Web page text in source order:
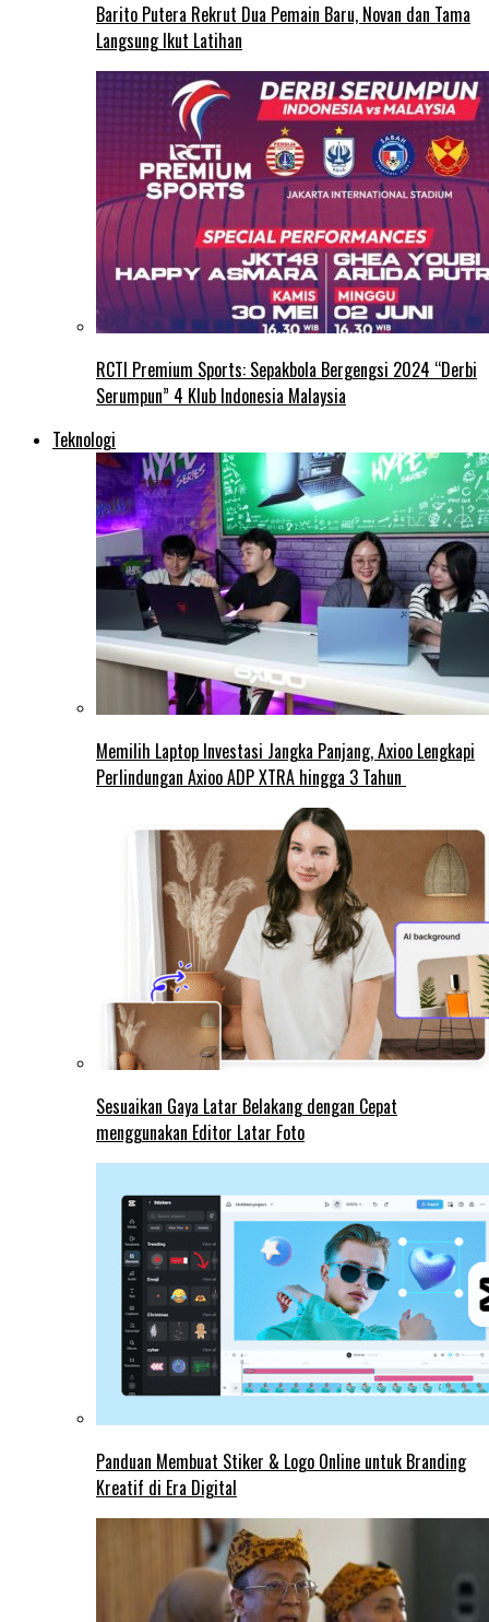
Barito Putera Rekrut Dua Pemain Baru, Novan dan Tama
Langsung Ikut Latihan
RCTI Premium Sports: Sepakbola Bergengsi 2024 “Derbi
Serumpun” 4 Klub Indonesia Malaysia
Teknologi
Memilih Laptop Investasi Jangka Panjang, Axioo Lengkapi
Perlindungan Axioo ADP XTRA hingga 3 Tahun
Sesuaikan Gaya Latar Belakang dengan Cepat
menggunakan Editor Latar Foto
Panduan Membuat Stiker & Logo Online untuk Branding
Kreatif di Era Digital